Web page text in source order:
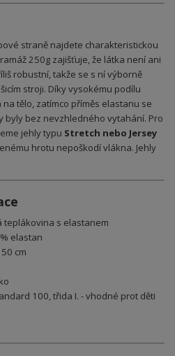
straně najdete charakteristickou
250g zajišťuje, že látka není ani
robustní, takže se s ní výborně
stroji. Díky vysokému podílu
tělo, zatímco příměs elastanu se
byly bez nevzhledného vytahání. Pro
jehly typu Stretch nebo Jersey
hrotu nepoškodí vlákna. Jehly
teplákovina s elastanem
elastan
cm
100, třida I. - vhodné prot děti